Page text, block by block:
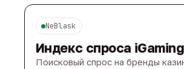
NeBlask
Индекс спроса iGaming
Поисковый спрос на бренды